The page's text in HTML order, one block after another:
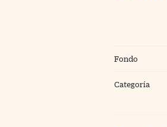
Fondo
Categoría